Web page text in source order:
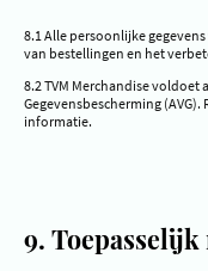
8.1 Alle persoonlijke
van bestellingen en het
8.2 TVM Merchandise voldoet
Gegevensbescherming
informatie.
9.